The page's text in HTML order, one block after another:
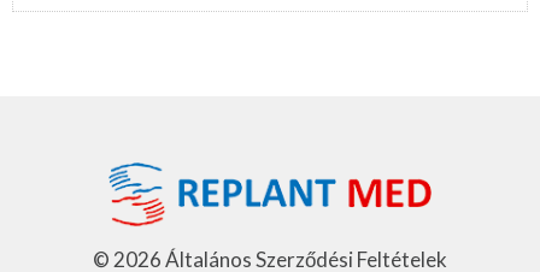
© 2026Általános Szerződési Feltételek